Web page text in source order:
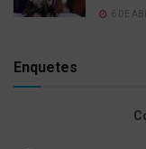
6 DE
Enquetes